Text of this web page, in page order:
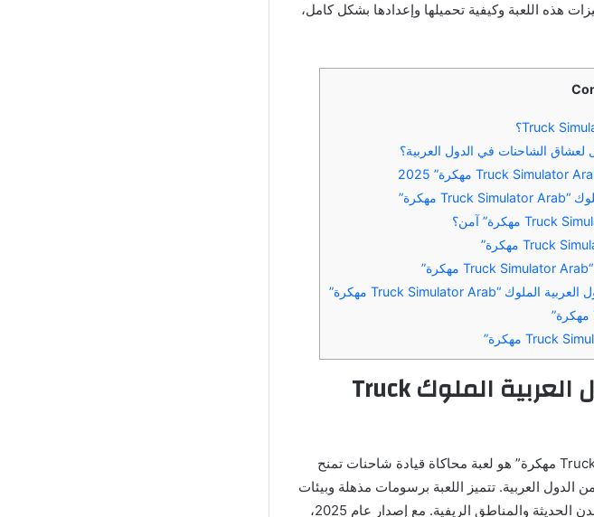
هذه اللعبة وكيفية تحميلها وإعدادها بشكل كامل،
1. ما هو محاكي الشاحنات الدول العربية الملوك Truck
محاكي الشاحنات الدول العربية الملوك “Truck Simulator Arab مهكرة” هو لعبة محاكاة قيادة شاحنات تمنح
الدول العربية. تتميز اللعبة برسومات مذهلة وبيئات
متنوعة، بما في ذلك الطرق الجبلية، الصحراء الشاسعة، المدن الحديثة والمناطق الريفية. مع إصدار عام 2025،